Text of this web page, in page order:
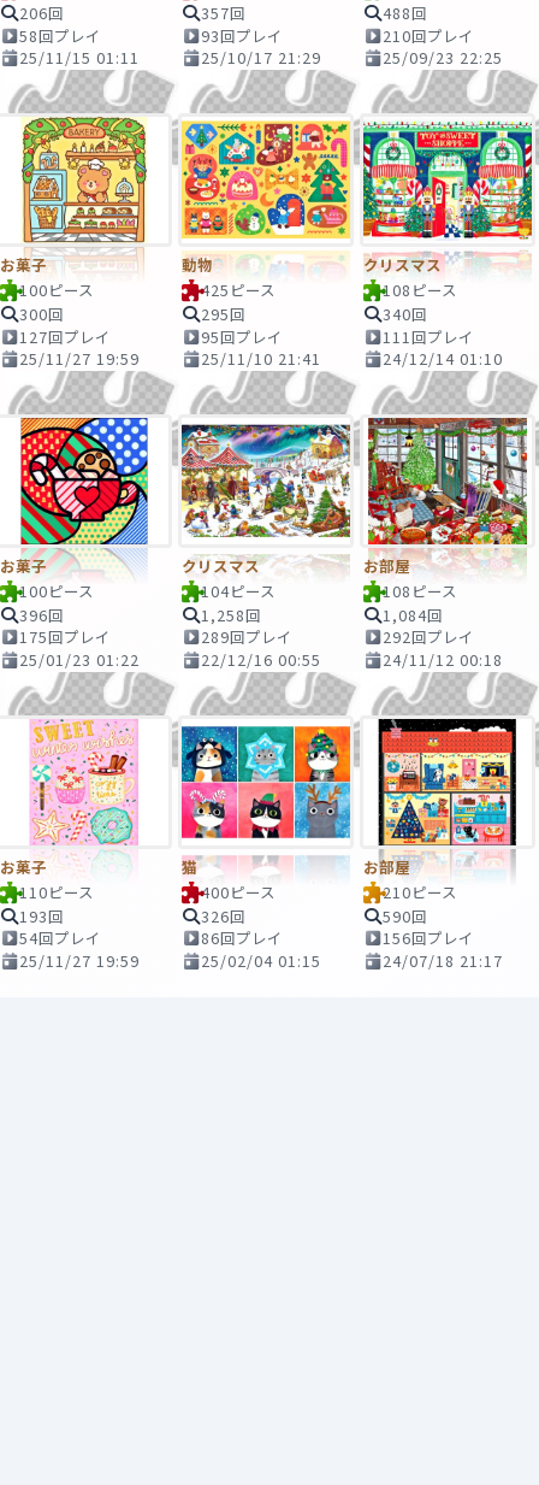
206回
58回プレイ
25/11/15 01:11
357回
93回プレイ
25/10/17 21:29
488回
210回プレイ
25/09/23 22:25
お菓子
100ピース
300回
127回プレイ
25/11/27 19:59
動物
425ピース
295回
95回プレイ
25/11/10 21:41
クリスマス
108ピース
340回
111回プレイ
24/12/14 01:10
お菓子
100ピース
396回
175回プレイ
25/01/23 01:22
クリスマス
104ピース
1,258回
289回プレイ
22/12/16 00:55
お部屋
108ピース
1,084回
292回プレイ
24/11/12 00:18
お菓子
110ピース
193回
54回プレイ
25/11/27 19:59
猫
400ピース
326回
86回プレイ
25/02/04 01:15
お部屋
210ピース
590回
156回プレイ
24/07/18 21:17